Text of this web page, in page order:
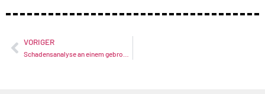
VORIGER